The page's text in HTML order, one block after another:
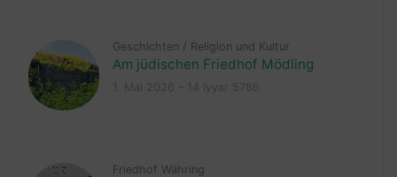
Geschichten / Religion und Kultur
Am jüdischen Friedhof Mödling
Friedhof Währing